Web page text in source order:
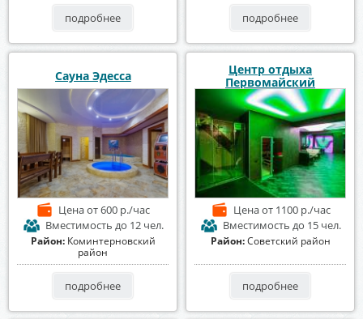
подробнее подробнее
Сауна Эдесса
Ценаот 600 р./час
Вместимость до 12 чел.
Район: Коминтерновский
район
подробнее
Центр отдыха
Первомайский
Ценаот 1100 р./час
Вместимость до 15 чел.
Район:Советский район
подробнее